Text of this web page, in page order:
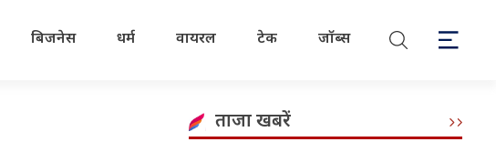
बिजनेस धर्म वायरल टेक जॉब्स
ताजा खबरें